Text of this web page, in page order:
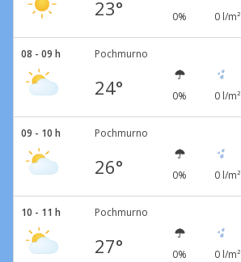
23° 0% 0 l/m²
08 - 09 h Pochmurno
24° 0% 0 l/m²
09 - 10 h Pochmurno
26° 0% 0 l/m²
10 - 11 h Pochmurno
27° 0% 0 l/m²